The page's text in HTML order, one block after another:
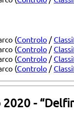
(Controlo /
(Controlo /
(Controlo /
(Controlo /
-